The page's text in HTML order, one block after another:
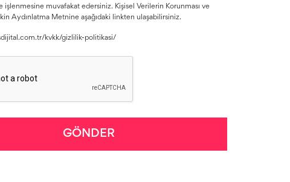
işlenmesine muvafakat edersiniz. Kişisel Verilerin Korunması ve
Aydınlatma Metnine aşağıdaki linkten ulaşabilirsiniz.
kvkk/gizlilik-politikasi/
GÖNDER